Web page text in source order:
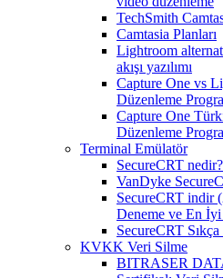
TechSmith
Camtasia Planları
Lightroom
akışı yazılımı
Capture One vs
Düzenleme
Capture One
Düzenleme
Terminal Emülatör
SecureCRT
VanDyke
SecureCRT indir
Deneme ve En
SecureCRT
KVKK Veri Silme
BITRASER